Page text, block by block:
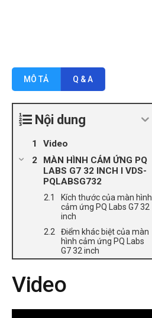
MÔ TẢ Q & A
Nội dung
Video
MÀN HÌNH CẢM ỨNG PQ
LABS G7 32 INCH l VDS-
PQLABSG732
Kích thước của màn hình
cảm ứng PQ Labs G7 32
inch
Điểm khác biệt của màn
hình cảm ứng PQ Labs
G7 32 inch
Video